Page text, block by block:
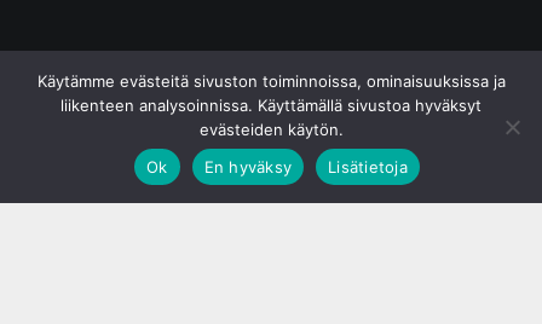
Käytämme evästeitä sivuston toiminnoissa, ominaisuuksissa ja
liikenteen analysoinnissa. Käyttämällä sivustoa hyväksyt
evästeiden käytön.
Ok
En hyväksy Lisätietoja